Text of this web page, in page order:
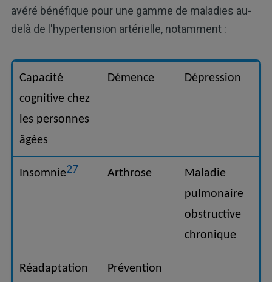
avéré bénéfique pour une gamme de maladies au-
delà de l'hypertension artérielle, notamment :
Capacité
cognitive chez
les personnes
âgées
Démence Dépression
Insomnie27 Arthrose
Maladie
pulmonaire
obstructive
chronique
Réadaptation
Prévention